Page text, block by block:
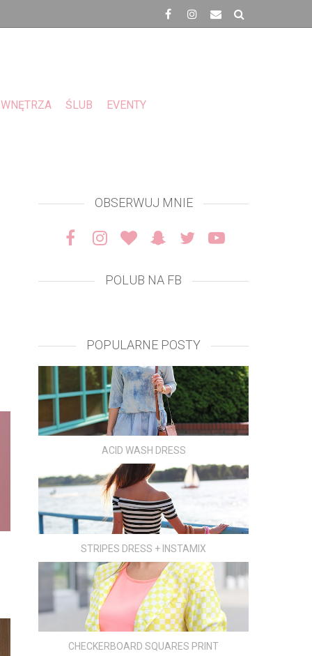
WNĘTRZA ŚLUB EVENTY
OBSERWUJ MNIE
POLUB NA FB
POPULARNE POSTY
ACID WASH DRESS
STRIPES DRESS + INSTAMIX
CHECKERBOARD SQUARES PRINT